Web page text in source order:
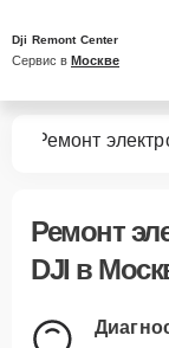
Dji Remont Center
Сервис в Москве
Ремонт
Ремонт
DJI в